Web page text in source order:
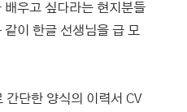
우고 싶다라는 현지분들
이 한글 선생님을 급 모
단한 양식의 이력서 CV